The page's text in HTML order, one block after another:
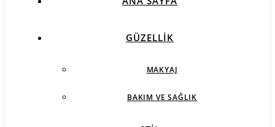
GÜZELLIK
MAKYAJ
BAKIM VE SAĞLIK